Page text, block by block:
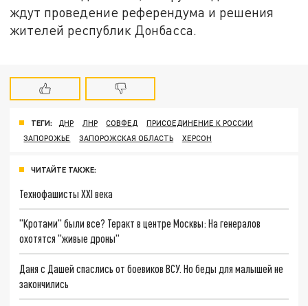
ждут проведение референдума и решения
жителей республик Донбасса.
ТЕГИ: ДНР ЛНР СОВФЕД
ПРИСОЕДИНЕНИЕ К РОССИИ
ЗАПОРОЖЬЕ
ЗАПОРОЖСКАЯ ОБЛАСТЬ ХЕРСОН
ЧИТАЙТЕ ТАКЖЕ:
Технофашисты XXI века
"Кротами" были все? Теракт в центре Москвы: На генералов
охотятся "живые дроны"
Даня с Дашей спаслись от боевиков ВСУ. Но беды для малышей не
закончились